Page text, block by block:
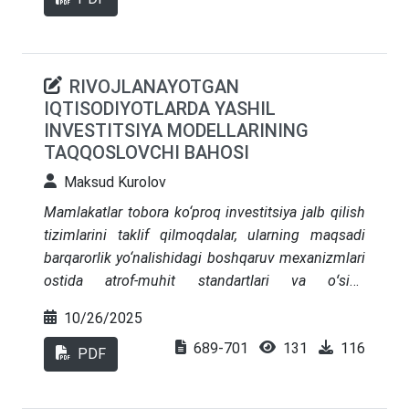
asoslanib, xizmatlar sohasining tarkibiy tuzilishi,
xizmatlar rivojlanishi va innovatsion texnologiyalar
ta’siri ko‘rib chiqilgan. Maqolada O‘zbekiston
uchun xizmatlar sohasini rivojlantirish, eksport
salohiyatini oshirish va raqobatbardoshlikni
ta’minlash bo‘yicha tavsiyalar ishlab chiqilgan
RIVOJLANAYOTGAN
IQTISODIYOTLARDA YASHIL
INVESTITSIYA MODELLARINING
TAQQOSLOVCHI BAHOSI
Maksud Kurolov
Mamlakatlar tobora ko‘proq investitsiya jalb qilish
tizimlarini taklif qilmoqdalar, ularning maqsadi
barqarorlik yo‘nalishidagi boshqaruv mexanizmlari
ostida atrof‑muhit standartlari va oʻsish
iqtisodiy samaradorlikni oshirish va yuqori “yashil
raqobatbardoshlik” natijalariga erishishdir. Qaysi
atrof‑muhit va iqtisodiy ko‘rsatkichlar muvofiq va
10/26/2025
PDF 689-701 131 116